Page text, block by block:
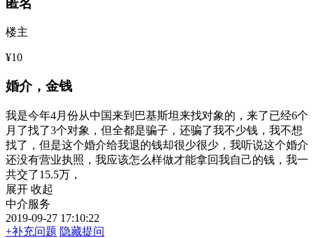
楼主
¥10
婚介，金钱
我是今年4月份从中国来到巴基斯坦来找对象的，来了已经6个
月了找了3个对象，但全都是骗子，还骗了我不少钱，我不想
找了，但是这个婚介给我退的钱却很少很少，我听说这个婚介
还没有营业执照，我应该怎么样做才能拿回我自己的钱，我一
共交了15.5万，
展开 收起
中介服务
2019-09-27 17:10:22
+补充问题 隐藏提问